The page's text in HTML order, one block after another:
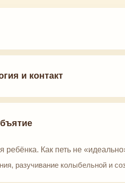
и контакт
ребёнка. Как петь не
разучивание колыбельной и